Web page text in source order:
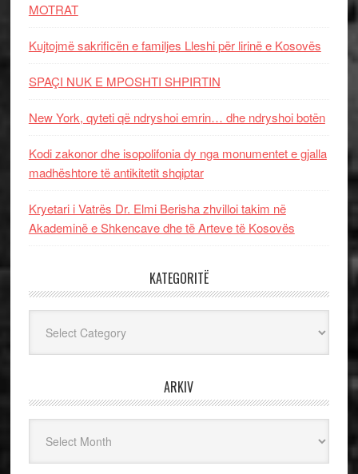
MOTRAT
Kujtojmë sakrificën e familjes Lleshi për lirinë e Kosovës
SPAÇI NUK E MPOSHTI SHPIRTIN
New York, qyteti që ndryshoi emrin… dhe ndryshoi botën
Kodi zakonor dhe isopolifonia dy nga monumentet e gjalla
madhështore të antikitetit shqiptar
Kryetari i Vatrës Dr. Elmi Berisha zhvilloi takim në
Akademinë e Shkencave dhe të Arteve të Kosovës
KATEGORITË
ARKIV